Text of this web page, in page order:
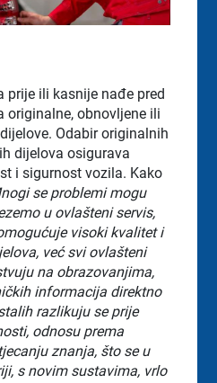
prije ili kasnije nađe pred
originalne, obnovljene ili
Odabir originalnih
dijelova osigurava
i sigurnost vozila. Kako
se problemi mogu
u ovlašteni servis,
visoki kvalitet i
već svi ovlašteni
na obrazovanjima,
informacija direktno
razlikuju se prije
odnosu prema
znanja, što se u
s novim sustavima, vrlo